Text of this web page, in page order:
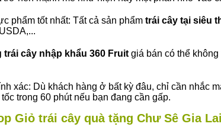
phẩm tốt nhất: Tất cả sản phẩm trái cây tại siêu
trái cây nhập khẩu 360 Fruit giá bán có thể
xác: Dù khách hàng ở bất kỳ đâu, chỉ cần nhắc
trong 60 phút nếu bạn đang cần gấp.
Giỏ trái cây quà tặng Chư Sê Gia Lai